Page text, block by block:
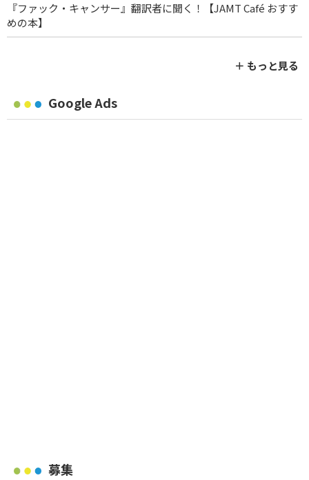
『ファック・キャンサー』翻訳者に聞く！【JAMT Café おすす
めの本】
＋ もっと見る
Google Ads
募集